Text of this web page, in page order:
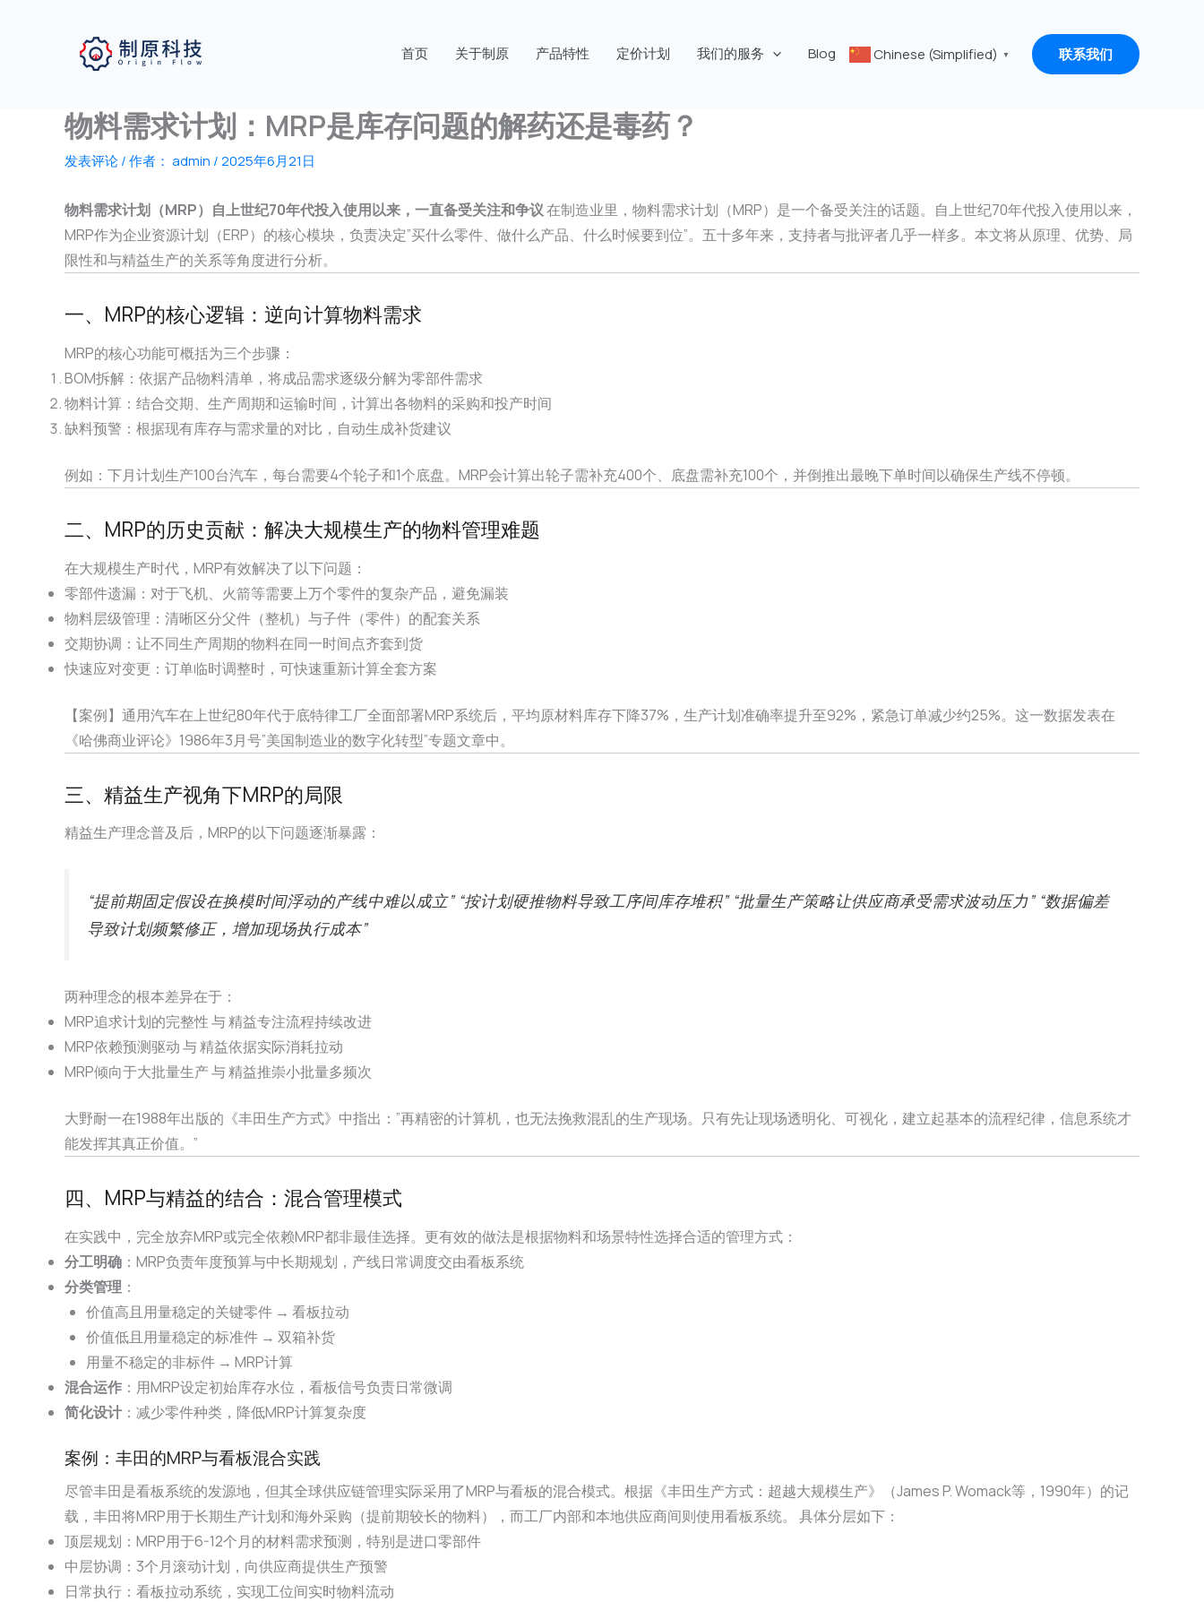
首页 关于制原 产品特性 定价计划 我们的服务 Blog Chinese (Simplified) ▼ 联系我们
物料需求计划：MRP是库存问题的解药还是毒药？
发表评论/ 作者： admin /2025年6月21日
物料需求计划（MRP）自上世纪70年代投入使用以来，一直备受关注和争议在制造业里，物料需求计划（MRP）是一个备受关注的话题。自上世纪70年代投入使用以来，
MRP作为企业资源计划（ERP）的核心模块，负责决定”买什么零件、做什么产品、什么时候要到位”。五十多年来，支持者与批评者几乎一样多。本文将从原理、优势、局
限性和与精益生产的关系等角度进行分析。
一、MRP的核心逻辑：逆向计算物料需求
MRP的核心功能可概括为三个步骤：
BOM拆解：依据产品物料清单，将成品需求逐级分解为零部件需求
物料计算：结合交期、生产周期和运输时间，计算出各物料的采购和投产时间
缺料预警：根据现有库存与需求量的对比，自动生成补货建议
例如：下月计划生产100台汽车，每台需要4个轮子和1个底盘。MRP会计算出轮子需补充400个、底盘需补充100个，并倒推出最晚下单时间以确保生产线不停顿。
二、MRP的历史贡献：解决大规模生产的物料管理难题
在大规模生产时代，MRP有效解决了以下问题：
零部件遗漏：对于飞机、火箭等需要上万个零件的复杂产品，避免漏装
物料层级管理：清晰区分父件（整机）与子件（零件）的配套关系
交期协调：让不同生产周期的物料在同一时间点齐套到货
快速应对变更：订单临时调整时，可快速重新计算全套方案
【案例】通用汽车在上世纪80年代于底特律工厂全面部署MRP系统后，平均原材料库存下降37%，生产计划准确率提升至92%，紧急订单减少约25%。这一数据发表在
《哈佛商业评论》1986年3月号”美国制造业的数字化转型”专题文章中。
三、精益生产视角下MRP的局限
精益生产理念普及后，MRP的以下问题逐渐暴露：
“提前期固定假设在换模时间浮动的产线中难以成立” “按计划硬推物料导致工序间库存堆积” “批量生产策略让供应商承受需求波动压力” “数据偏差
导致计划频繁修正，增加现场执行成本”
两种理念的根本差异在于：
MRP追求计划的完整性 与 精益专注流程持续改进
MRP依赖预测驱动 与 精益依据实际消耗拉动
MRP倾向于大批量生产 与 精益推崇小批量多频次
大野耐一在1988年出版的《丰田生产方式》中指出：”再精密的计算机，也无法挽救混乱的生产现场。只有先让现场透明化、可视化，建立起基本的流程纪律，信息系统才
能发挥其真正价值。”
四、MRP与精益的结合：混合管理模式
在实践中，完全放弃MRP或完全依赖MRP都非最佳选择。更有效的做法是根据物料和场景特性选择合适的管理方式：
分工明确 ：MRP负责年度预算与中长期规划，产线日常调度交由看板系统
分类管理 ：
价值高且用量稳定的关键零件 → 看板拉动
价值低且用量稳定的标准件 → 双箱补货
用量不稳定的非标件 → MRP计算
混合运作 ：用MRP设定初始库存水位，看板信号负责日常微调
简化设计 ：减少零件种类，降低MRP计算复杂度
案例：丰田的MRP与看板混合实践
尽管丰田是看板系统的发源地，但其全球供应链管理实际采用了MRP与看板的混合模式。根据《丰田生产方式：超越大规模生产》（James P. Womack等，1990年）的记
载，丰田将MRP用于长期生产计划和海外采购（提前期较长的物料），而工厂内部和本地供应商间则使用看板系统。 具体分层如下：
顶层规划：MRP用于6-12个月的材料需求预测，特别是进口零部件
中层协调：3个月滚动计划，向供应商提供生产预警
日常执行：看板拉动系统，实现工位间实时物料流动